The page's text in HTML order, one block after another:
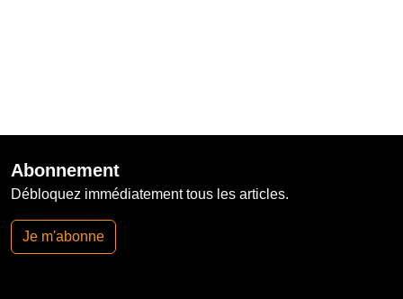
Abonnement
Débloquez immédiatement tous les articles.
Je m'abonne